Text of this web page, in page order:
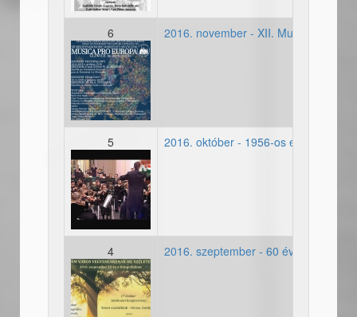
6
2016-11-20_plakat.jpg
2016. november - XII. Musica pro
5
1956-os megemlékezés a
2016. október - 1956-os emlékünnep
4
2016-09-25-plakat.jpg
2016. szeptember - 60 éves